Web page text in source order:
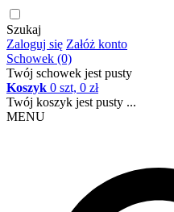
Szukaj
Zaloguj się Załóż konto
Schowek (0)
Twój schowek jest pusty
Koszyk 0 szt, 0 zł
Twój koszyk jest pusty ...
MENU